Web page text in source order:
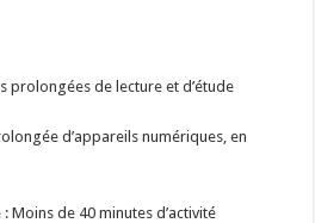
prolongées de lecture et d’étude
d’appareils numériques, en
Moins de 40 minutes d’activité